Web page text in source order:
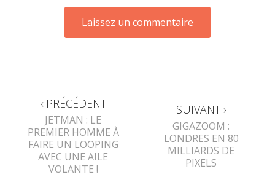
‹ PRÉCÉDENT
JETMAN : LE
PREMIER HOMME À
FAIRE UN LOOPING
AVEC UNE AILE
VOLANTE !
SUIVANT ›
GIGAZOOM :
LONDRES EN 80
MILLIARDS DE
PIXELS